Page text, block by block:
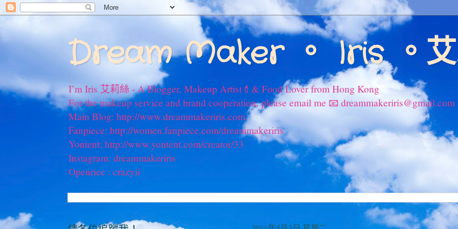
Dream Maker 。 Iris 。
I’m Iris 艾莉絲 - A Blogger, Makeup Artist💄& Food Lover from Hong Kong
For the makeup service and brand cooperation, please email me 📧 dreammakeriris@gmail.com
Main Blog: http://www.dreammakeriris.com
Fanpiece: http://women.fanpiece.com/dreammakeriris
Yontent: http://www.yontent.com/creator/33
Instagram: dreammakeriris
Openrice : crazyii